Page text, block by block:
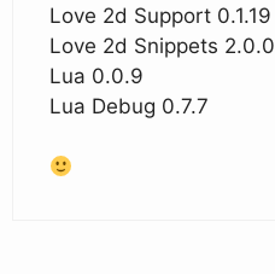
Love 2d Support 0.1.19
Love 2d Snippets 2.0.0
Lua 0.0.9
Lua Debug 0.7.7